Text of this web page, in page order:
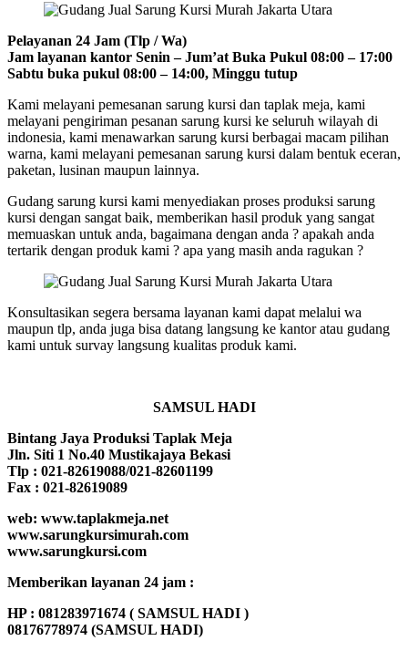
Pelayanan 24 Jam (Tlp / Wa)
Jam layanan kantor Senin – Jum’at Buka Pukul 08:00 – 17:00
Sabtu buka pukul 08:00 – 14:00, Minggu tutup
Kami melayani pemesanan sarung kursi dan taplak meja, kami
melayani pengiriman pesanan sarung kursi ke seluruh wilayah di
indonesia, kami menawarkan sarung kursi berbagai macam pilihan
warna, kami melayani pemesanan sarung kursi dalam bentuk eceran,
paketan, lusinan maupun lainnya.
Gudang sarung kursi kami menyediakan proses produksi sarung
kursi dengan sangat baik, memberikan hasil produk yang sangat
memuaskan untuk anda, bagaimana dengan anda ? apakah anda
tertarik dengan produk kami ? apa yang masih anda ragukan ?
Konsultasikan segera bersama layanan kami dapat melalui wa
maupun tlp, anda juga bisa datang langsung ke kantor atau gudang
kami untuk survay langsung kualitas produk kami.
SAMSUL HADI
Bintang Jaya Produksi Taplak Meja
Jln. Siti 1 No.40 Mustikajaya Bekasi
Tlp : 021-82619088/021-82601199
Fax : 021-82619089
web: www.taplakmeja.net
www.sarungkursimurah.com
www.sarungkursi.com
Memberikan layanan 24 jam :
HP : 081283971674 ( SAMSUL HADI )
08176778974 (SAMSUL HADI)